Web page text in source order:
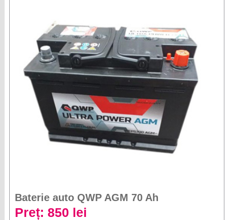
Baterie auto QWP AGM 70 Ah
Preț: 850 lei